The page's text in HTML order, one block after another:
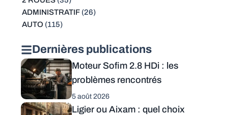
ADMINISTRATIF(26)
AUTO (115)
Dernières publications
Moteur Sofim 2.8 HDi : les
problèmes rencontrés
5 août 2026
Ligier ou Aixam : quel choix